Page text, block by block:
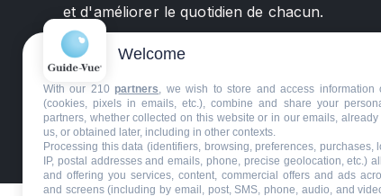
et d'améliorer le quotidien de chacun.
©GuideVue2024 Charte d'utilisation Mentions
Welcome
With our 210 partners, we wish to store and access information
(cookies, pixels in emails, etc.), combine and share your
partners, whether collected on this website or in our emails,
us, or obtained later, including in other contexts.
Processing this data (identifiers, browsing, preferences, purchases,
IP, postal addresses and emails, phone, precise geolocation, etc.)
and offering you services, content, commercial offers and ads
and screens (including by email, post, SMS, phone, audio, and